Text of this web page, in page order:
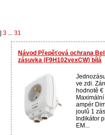
3 ... 31
Návod Přepěťová ochrana
zásuvka (F9H102vexCW) bílá
ve zdi.
hodnotě
ampér
joulů 1
Indikátor
EM...